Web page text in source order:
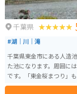
千葉県
#湖｜川｜滝
千葉県東金市にある人造
た池になります。周囲に
です。「東金桜まつり」
化財もあり、歴史的にも